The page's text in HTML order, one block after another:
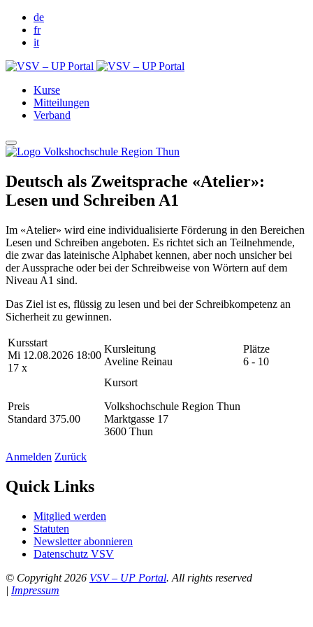
de
fr
it
Kurse
Mitteilungen
Verband
Deutsch als Zweitsprache «Atelier»:
Lesen und Schreiben A1
Im «Atelier» wird eine individualisierte Förderung in den Bereichen
Lesen und Schreiben angeboten. Es richtet sich an Teilnehmende,
die zwar das lateinische Alphabet kennen, aber noch unsicher bei
der Aussprache oder bei der Schreibweise von Wörtern auf dem
Niveau A1 sind.
Das Ziel ist es, flüssig zu lesen und bei der Schreibkompetenz an
Sicherheit zu gewinnen.
Kursstart
Mi 12.08.2026 18:00
17 x
Kursleitung
Aveline Reinau
Plätze
6 - 10
Preis
Standard 375.00
Kursort
Volkshochschule Region Thun
Marktgasse 17
3600 Thun
Anmelden Zurück
Quick Links
Mitglied werden
Statuten
Newsletter abonnieren
Datenschutz VSV
© Copyright 2026 VSV – UP Portal. All rights reserved
| Impressum